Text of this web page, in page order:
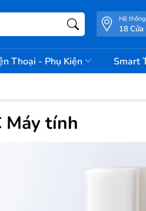
Hệ
18 Cửa
Thoại - Phụ Kiện Smart
Máy tính